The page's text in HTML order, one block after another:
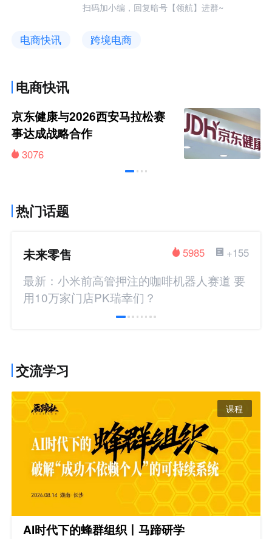
扫码加小编，回复暗号【领航】进群~
电商快讯 跨境电商
电商快讯
京东健康与2026西安马拉松赛
事达成战略合作
3076
热门话题
未来零售 +155
5985
最新：小米前高管押注的咖啡机器人赛道 要
用10万家门店PK瑞幸们？
交流学习
课程
AI时代下的蜂群组织丨马蹄研学